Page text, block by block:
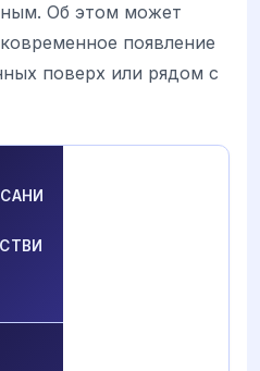
Об этом может
появление
поверх или рядом с